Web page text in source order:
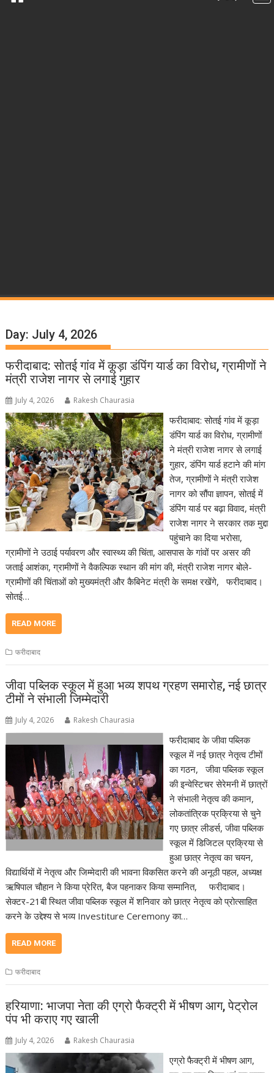
Day: July 4, 2026
फरीदाबाद: सोतई गांव में कूड़ा डंपिंग यार्ड का विरोध, ग्रामीणों ने
मंत्री राजेश नागर से लगाई गुहार
July 4, 2026 Rakesh Chaurasia
फरीदाबाद: सोतई गांव में कूड़ा
डंपिंग यार्ड का विरोध, ग्रामीणों
ने मंत्री राजेश नागर से लगाई
गुहार, डंपिंग यार्ड हटाने की मांग
तेज, ग्रामीणों ने मंत्री राजेश
नागर को सौंपा ज्ञापन, सोतई में
डंपिंग यार्ड पर बढ़ा विवाद, मंत्री
राजेश नागर ने सरकार तक मुद्दा
पहुंचाने का दिया भरोसा,
ग्रामीणों ने उठाई पर्यावरण और स्वास्थ्य की चिंता, आसपास के गांवों पर असर की
जताई आशंका, ग्रामीणों ने वैकल्पिक स्थान की मांग की, मंत्री राजेश नागर बोले-
ग्रामीणों की चिंताओं को मुख्यमंत्री और कैबिनेट मंत्री के समक्ष रखेंगे, फरीदाबाद।
सोतई…
READ MORE
फरीदाबाद
जीवा पब्लिक स्कूल में हुआ भव्य शपथ ग्रहण समारोह, नई छात्र
टीमों ने संभाली जिम्मेदारी
July 4, 2026 Rakesh Chaurasia
फरीदाबाद के जीवा पब्लिक
स्कूल में नई छात्र नेतृत्व टीमों
का गठन, जीवा पब्लिक स्कूल
की इन्वेस्टिचर सेरेमनी में छात्रों
ने संभाली नेतृत्व की कमान,
लोकतांत्रिक प्रक्रिया से चुने
गए छात्र लीडर्स, जीवा पब्लिक
स्कूल में डिजिटल प्रक्रिया से
हुआ छात्र नेतृत्व का चयन,
विद्यार्थियों में नेतृत्व और जिम्मेदारी की भावना विकसित करने की अनूठी पहल, अध्यक्ष
ऋषिपाल चौहान ने किया प्रेरित, बैज पहनाकर किया सम्मानित, फरीदाबाद।
सेक्टर-21बी स्थित जीवा पब्लिक स्कूल में शनिवार को छात्र नेतृत्व को प्रोत्साहित
करने के उद्देश्य से भव्य Investiture Ceremony का…
READ MORE
फरीदाबाद
हरियाणा: भाजपा नेता की एग्रो फैक्ट्री में भीषण आग, पेट्रोल
पंप भी कराए गए खाली
July 4, 2026 Rakesh Chaurasia
एग्रो फैक्ट्री में भीषण आग,